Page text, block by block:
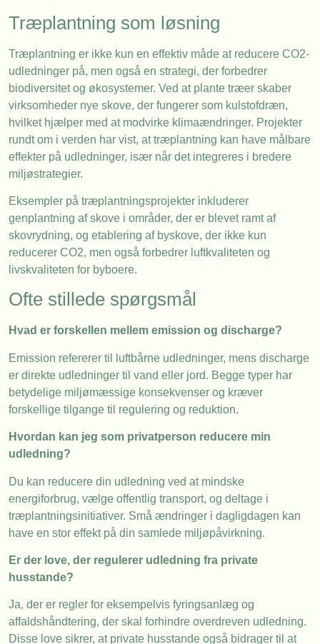
Træplantning som løsning
Træplantning er ikke kun en effektiv måde at reducere CO2-
udledninger på, men også en strategi, der forbedrer
biodiversitet og økosystemer. Ved at plante træer skaber
virksomheder nye skove, der fungerer som kulstofdræn,
hvilket hjælper med at modvirke klimaændringer. Projekter
rundt om i verden har vist, at træplantning kan have målbare
effekter på udledninger, især når det integreres i bredere
miljøstrategier.
Eksempler på træplantningsprojekter inkluderer
genplantning af skove i områder, der er blevet ramt af
skovrydning, og etablering af byskove, der ikke kun
reducerer CO2, men også forbedrer luftkvaliteten og
livskvaliteten for byboere.
Ofte stillede spørgsmål
Hvad er forskellen mellem emission og discharge?
Emission refererer til luftbårne udledninger, mens discharge
er direkte udledninger til vand eller jord. Begge typer har
betydelige miljømæssige konsekvenser og kræver
forskellige tilgange til regulering og reduktion.
Hvordan kan jeg som privatperson reducere min
udledning?
Du kan reducere din udledning ved at mindske
energiforbrug, vælge offentlig transport, og deltage i
træplantningsinitiativer. Små ændringer i dagligdagen kan
have en stor effekt på din samlede miljøpåvirkning.
Er der love, der regulerer udledning fra private
husstande?
Ja, der er regler for eksempelvis fyringsanlæg og
affaldshåndtering, der skal forhindre overdreven udledning.
Disse love sikrer, at private husstande også bidrager til at